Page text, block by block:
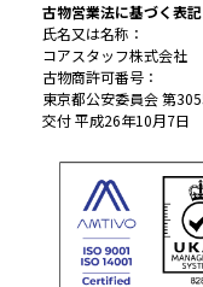
古物営業法に基づく表記
氏名又は名称：
コアスタッフ株式会社
古物商許可番号：
東京都公安委員会 第
交付 平成26年10月7日